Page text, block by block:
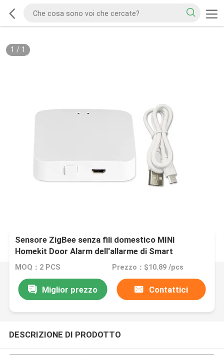
1 / 1
Sensore ZigBee senza fili domestico MINI
Homekit Door Alarm dell'allarme di Smart
dell'ingresso dei graffiti
MOQ：2 PCS Prezzo：$10.89 /pcs
Miglior prezzo Contattici
DESCRIZIONE DI PRODOTTO